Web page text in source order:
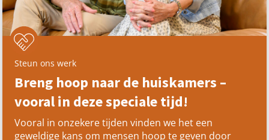
Steun ons werk
Breng hoop naar de huiskamers –
vooral in deze speciale tijd!
Vooral in onzekere tijden vinden we het een
geweldige kans om mensen hoop te geven door